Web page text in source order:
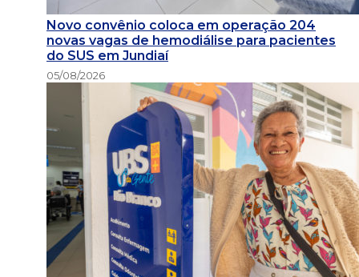
Novo convênio coloca em operação 204
novas vagas de hemodiálise para pacientes
do SUS em Jundiaí
05/08/2026